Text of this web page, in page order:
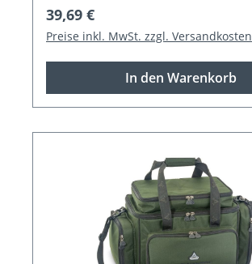
Regulärer Preis:
39,69 €
Preise inkl. MwSt. zzgl. Versandkosten
In den Warenkorb